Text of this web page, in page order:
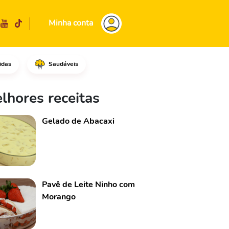
Minha conta
Saudáveis
finas com as
receitas
Gelado de Abacaxi
Pavê de Leite Ninho com
Morango